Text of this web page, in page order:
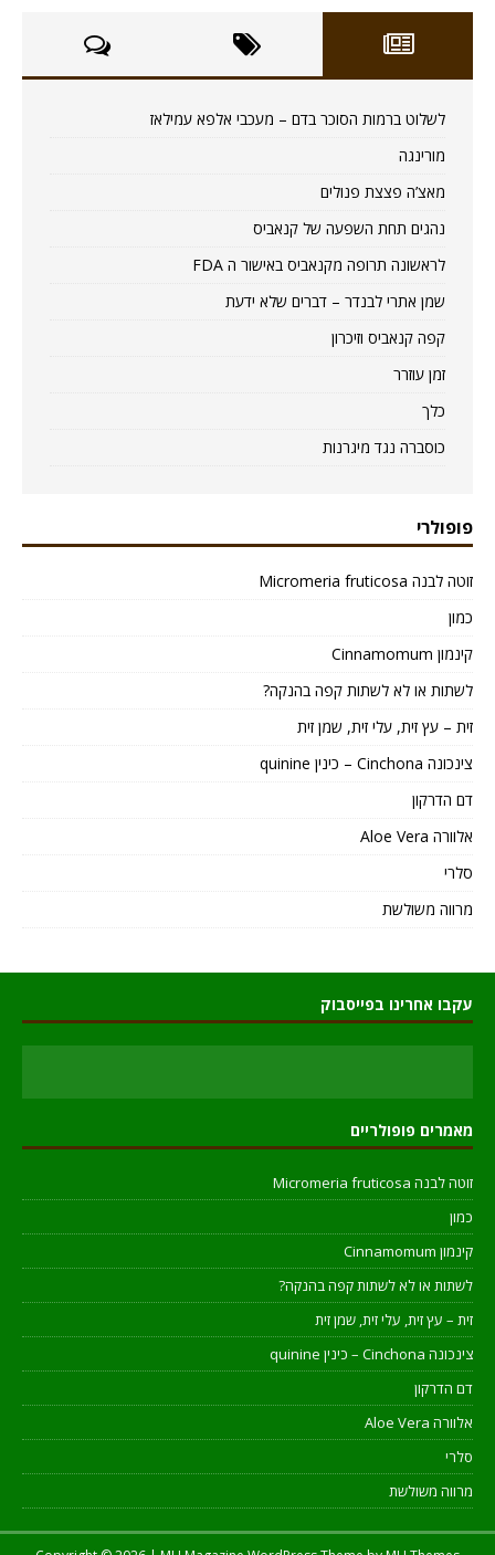
לשלוט ברמות הסוכר בדם – מעכבי אלפא עמילאז
מורינגה
מאצ’ה פצצת פנולים
נהגים תחת השפעה של קנאביס
לראשונה תרופה מקנאביס באישור ה FDA
שמן אתרי לבנדר – דברים שלא ידעת
קפה קנאביס וזיכרון
זמן עוזרר
כלך
כוסברה נגד מיגרנות
פופולרי
זוטה לבנה Micromeria fruticosa
כמון
קינמון Cinnamomum
לשתות או לא לשתות קפה בהנקה?
זית – עץ זית, עלי זית, שמן זית
צינכונה Cinchona – כינין quinine
דם הדרקון
אלוורה Aloe Vera
סלרי
מרווה משולשת
עקבו אחרינו בפייסבוק
מאמרים פופולריים
זוטה לבנה Micromeria fruticosa
כמון
קינמון Cinnamomum
לשתות או לא לשתות קפה בהנקה?
זית – עץ זית, עלי זית, שמן זית
צינכונה Cinchona – כינין quinine
דם הדרקון
אלוורה Aloe Vera
סלרי
מרווה משולשת